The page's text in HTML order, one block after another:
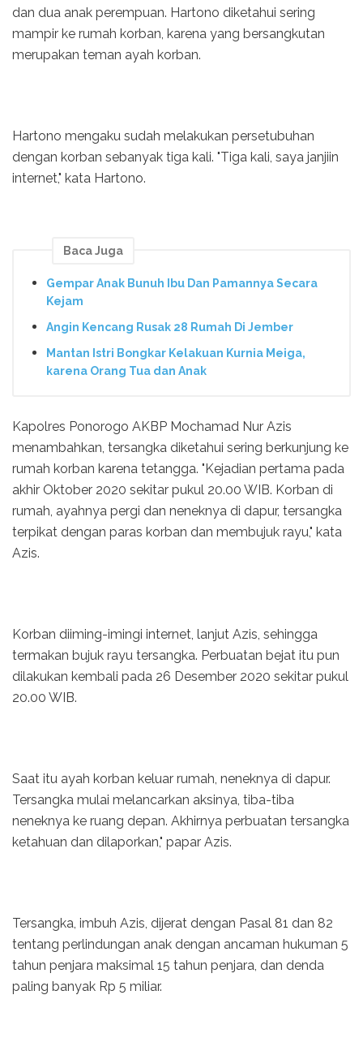
dan dua anak perempuan. Hartono diketahui sering
mampir ke rumah korban, karena yang bersangkutan
merupakan teman ayah korban.
Hartono mengaku sudah melakukan persetubuhan
dengan korban sebanyak tiga kali. "Tiga kali, saya janjiin
internet," kata Hartono.
Baca Juga
Gempar Anak Bunuh Ibu Dan Pamannya Secara
Kejam
Angin Kencang Rusak 28 Rumah Di Jember
Mantan Istri Bongkar Kelakuan Kurnia Meiga,
karena Orang Tua dan Anak
Kapolres Ponorogo AKBP Mochamad Nur Azis
menambahkan, tersangka diketahui sering berkunjung ke
rumah korban karena tetangga. "Kejadian pertama pada
akhir Oktober 2020 sekitar pukul 20.00 WIB. Korban di
rumah, ayahnya pergi dan neneknya di dapur, tersangka
terpikat dengan paras korban dan membujuk rayu," kata
Azis.
Korban diiming-imingi internet, lanjut Azis, sehingga
termakan bujuk rayu tersangka. Perbuatan bejat itu pun
dilakukan kembali pada 26 Desember 2020 sekitar pukul
20.00 WIB.
Saat itu ayah korban keluar rumah, neneknya di dapur.
Tersangka mulai melancarkan aksinya, tiba-tiba
neneknya ke ruang depan. Akhirnya perbuatan tersangka
ketahuan dan dilaporkan," papar Azis.
Tersangka, imbuh Azis, dijerat dengan Pasal 81 dan 82
tentang perlindungan anak dengan ancaman hukuman 5
tahun penjara maksimal 15 tahun penjara, dan denda
paling banyak Rp 5 miliar.